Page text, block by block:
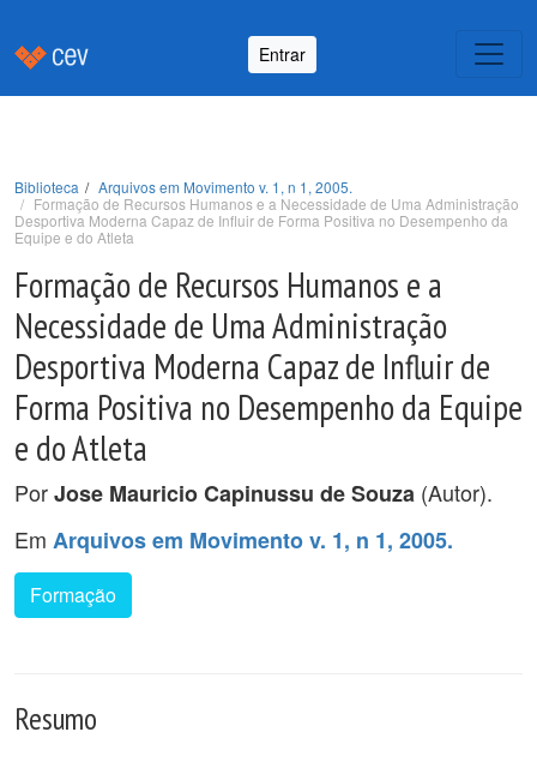
Entrar
Biblioteca
Arquivos em Movimento v. 1, n 1, 2005.
Formação de Recursos Humanos e a Necessidade de Uma Administração
Desportiva Moderna Capaz de Influir de Forma Positiva no Desempenho da
Equipe e do Atleta
Formação de Recursos Humanos e a
Necessidade de Uma Administração
Desportiva Moderna Capaz de Influir de
Forma Positiva no Desempenho da Equipe
e do Atleta
PorJose Mauricio Capinussu de Souza (Autor).
Em Arquivos em Movimento v. 1, n 1, 2005.
Formação
Resumo